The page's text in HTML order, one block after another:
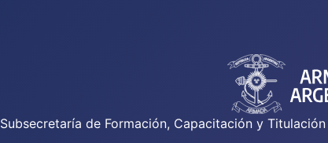
Subsecretaría de Formación, Capacitación y